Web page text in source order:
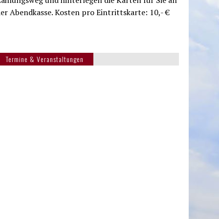
Abendkasse. Kosten pro Eintrittskarte: 10,- €
Termine & Veranstaltungen